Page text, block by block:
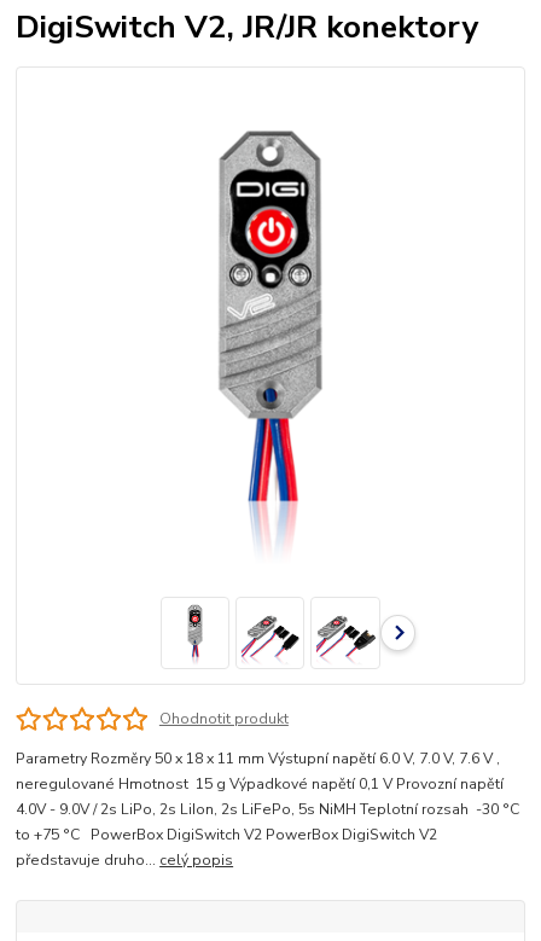
DigiSwitch V2, JR/JR konektory
Ohodnotit produkt
Parametry Rozměry 50 x 18 x 11 mm Výstupní napětí 6.0 V, 7.0 V, 7.6 V ,
neregulované Hmotnost 15 g Výpadkové napětí 0,1 V Provozní napětí
4.0V - 9.0V / 2s LiPo, 2s LiIon, 2s LiFePo, 5s NiMH Teplotní rozsah -30 °C
to +75 °C PowerBox DigiSwitch V2 PowerBox DigiSwitch V2
představuje druho... celý popis